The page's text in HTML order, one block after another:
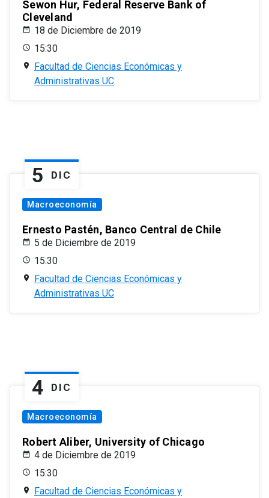
Sewon Hur, Federal Reserve Bank of
Cleveland
18 de Diciembre de 2019
15:30
Facultad de Ciencias Económicas y
Administrativas UC
5 DIC
Macroeconomía
Ernesto Pastén, Banco Central de Chile
5 de Diciembre de 2019
15:30
Facultad de Ciencias Económicas y
Administrativas UC
4 DIC
Macroeconomía
Robert Aliber, University of Chicago
4 de Diciembre de 2019
15:30
Facultad de Ciencias Económicas y